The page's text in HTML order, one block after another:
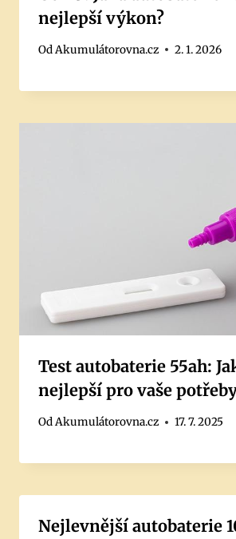
nejlepší výkon?
OdAkumulátorovna.cz 2. 1. 2026
Test autobaterie 55ah:
nejlepší pro vaše
OdAkumulátorovna.cz 17. 7. 2025
Nejlevnější autobaterie